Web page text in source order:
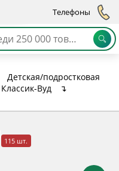
Телефоны
Детская/подростковая
Классик-Вуд
↴
115 шт.